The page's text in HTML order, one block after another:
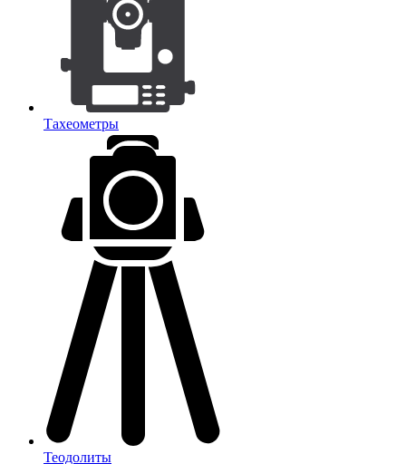
Тахеометры
Теодолиты